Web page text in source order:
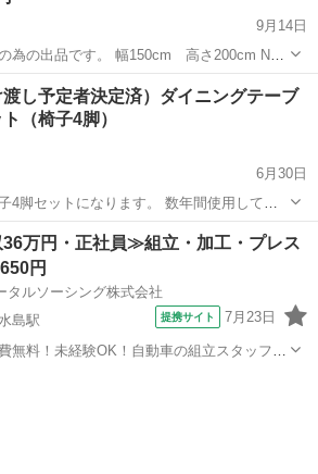
9月14日
為の出品です。 幅150cm 高さ200cm NR,
りに来てくれ方希望です。 傷、汚れがある
になります。 上下二段に別れます。運ぶ時
ニングセット 現状
渡し予定者決定済）ダイニングテーブ
（椅子4脚）
6月30日
4脚セットになります。 数年間使用してい
。 椅子4脚の内、1脚の背もたれアクセント
たれる事に問題ありません。（写真3枚目参
全...
ダイニングセット ダイニング
万円・正社員≫組立・加工・プレス
円
タルソーシング株式会社
島駅
提携サイト 7月23日
無料！未経験OK！自動車の組立スタッフ